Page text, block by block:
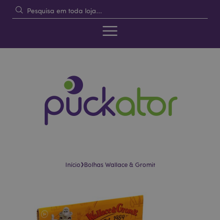
Início›Bolhas Wallace & Gromit